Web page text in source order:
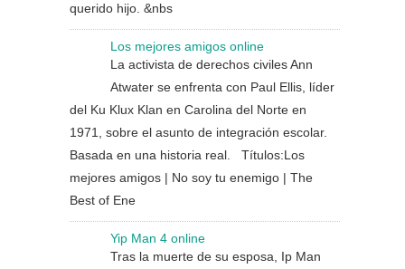
querido hijo. &nbs
Los mejores amigos online
La activista de derechos civiles Ann
Atwater se enfrenta con Paul Ellis, líder
del Ku Klux Klan en Carolina del Norte en
1971, sobre el asunto de integración escolar.
Basada en una historia real. Títulos:Los
mejores amigos | No soy tu enemigo | The
Best of Ene
Yip Man 4 online
Tras la muerte de su esposa, Ip Man